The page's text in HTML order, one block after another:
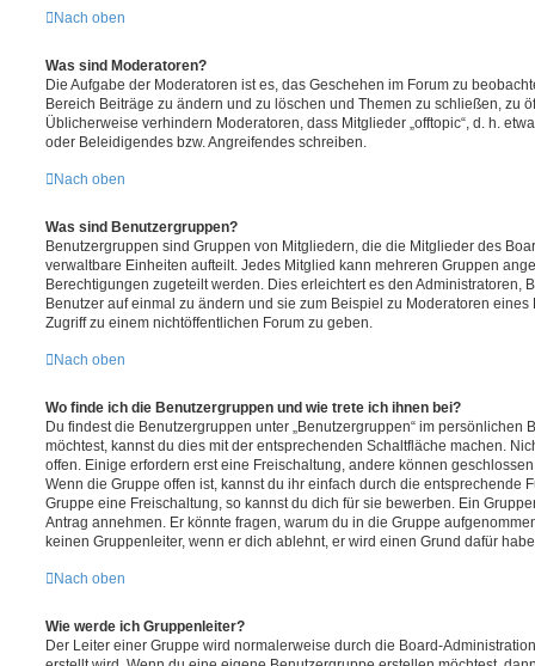
Nach oben
Was sind Moderatoren?
Die Aufgabe der Moderatoren ist es, das Geschehen im Forum zu
Bereich Beiträge zu ändern und zu löschen und Themen zu schließen, zu
Üblicherweise verhindern Moderatoren, dass Mitglieder „offtopic“, d. h.
oder Beleidigendes bzw. Angreifendes schreiben.
Nach oben
Was sind Benutzergruppen?
Benutzergruppen sind Gruppen von Mitgliedern, die die Mitglieder des
verwaltbare Einheiten aufteilt. Jedes Mitglied kann mehreren Gruppen
Berechtigungen zugeteilt werden. Dies erleichtert es den Administratoren,
Benutzer auf einmal zu ändern und sie zum Beispiel zu Moderatoren
Zugriff zu einem nichtöffentlichen Forum zu geben.
Nach oben
Wo finde ich die Benutzergruppen und wie trete ich ihnen bei?
Du findest die Benutzergruppen unter „Benutzergruppen“ im persönlichen
möchtest, kannst du dies mit der entsprechenden Schaltfläche machen.
offen. Einige erfordern erst eine Freischaltung, andere können
Wenn die Gruppe offen ist, kannst du ihr einfach durch die entsprechende
Gruppe eine Freischaltung, so kannst du dich für sie bewerben. Ein
Antrag annehmen. Er könnte fragen, warum du in die Gruppe
keinen Gruppenleiter, wenn er dich ablehnt, er wird einen Grund dafür
Nach oben
Wie werde ich Gruppenleiter?
Der Leiter einer Gruppe wird normalerweise durch die Board-